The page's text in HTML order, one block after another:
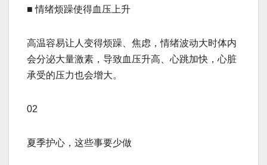
■ 情绪烦躁使得血压上升
高温容易让人变得烦躁、焦虑，情绪波动大时体内
会分泌大量激素，导致血压升高、心跳加快，心脏
承受的压力也会增大。
02
夏季护心，这些事要少做